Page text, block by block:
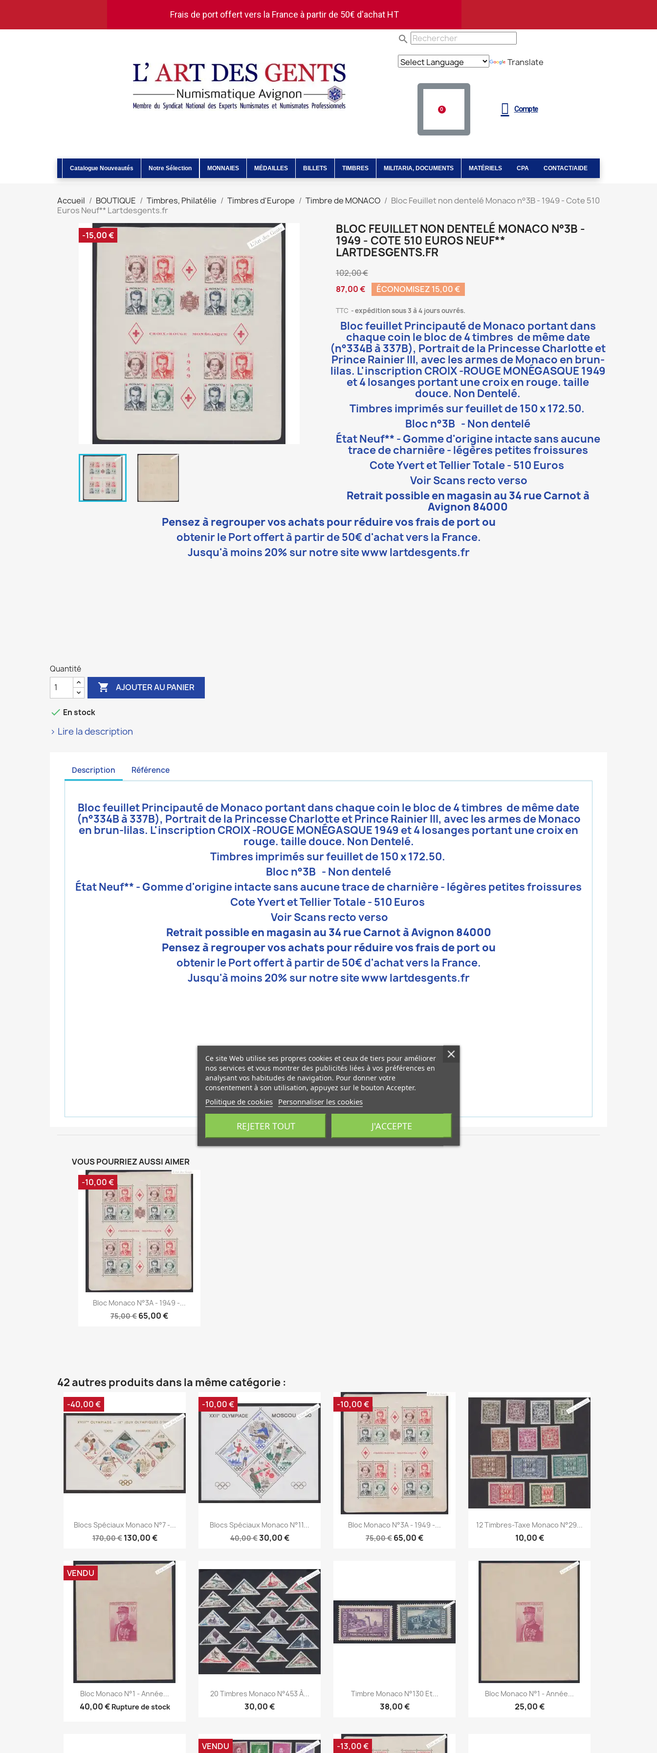
Frais de port offert vers la France à partir de 50€ d'achat HT
search
Translate
Compte
Catalogue Nouveautés Notre Sélection MONNAIES MÉDAILLES BILLETS TIMBRES MILITARIA, DOCUMENTS MATÉRIELS CPA CONTACT/AIDE
Accueil BOUTIQUE Timbres, Philatélie Timbres d'Europe Timbre de MONACO
Bloc Feuillet non dentelé Monaco n°3B - 1949 - Cote 510
Euros Neuf** Lartdesgents.fr
-15,00 €
BLOC FEUILLET NON DENTELÉ MONACO N°3B -
1949 - COTE 510 EUROS NEUF**
LARTDESGENTS.FR
102,00 €
87,00 €
ÉCONOMISEZ 15,00 €
TTC expédition sous 3 à 4 jours ouvrés.
Bloc feuillet Principauté de Monaco portant dans
chaque coin le bloc de 4 timbres de même date
(n°334B à 337B), Portrait de la Princesse Charlotte et
Prince Rainier III, avec les armes de Monaco en brun-
lilas. L'inscription CROIX -ROUGE MONÉGASQUE 1949
et 4 losanges portant une croix en rouge. taille
douce. Non Dentelé.
Timbres imprimés sur feuillet de 150 x 172.50.
Bloc n°3B - Non dentelé
État Neuf** - Gomme d'origine intacte sans aucune
trace de charnière - légères petites froissures
Cote Yvert et Tellier Totale - 510 Euros
Voir Scans recto verso
Retrait possible en magasin au 34 rue Carnot à
Avignon 84000
Pensez à regrouper vos achats pour réduire vos frais de port ou
obtenir le Port offert à partir de 50€ d'achat vers la France.
Jusqu'à moins 20% sur notre site www lartdesgents.fr
Quantité
 AJOUTER AU PANIER
 En stock
> Lire la description
Description Référence
Bloc feuillet Principauté de Monaco portant dans chaque coin le bloc de 4 timbres de même date
(n°334B à 337B), Portrait de la Princesse Charlotte et Prince Rainier III, avec les armes de Monaco
en brun-lilas. L'inscription CROIX -ROUGE MONÉGASQUE 1949 et 4 losanges portant une croix en
rouge. taille douce. Non Dentelé.
Timbres imprimés sur feuillet de 150 x 172.50.
Bloc n°3B - Non dentelé
État Neuf** - Gomme d'origine intacte sans aucune trace de charnière - légères petites froissures
Cote Yvert et Tellier Totale - 510 Euros
Voir Scans recto verso
Retrait possible en magasin au 34 rue Carnot à Avignon 84000
Pensez à regrouper vos achats pour réduire vos frais de port ou
obtenir le Port offert à partir de 50€ d'achat vers la France.
Jusqu'à moins 20% sur notre site www lartdesgents.fr
VOUS POURRIEZ AUSSI AIMER
Bloc Monaco N°3A - 1949 -...
75,00 € 65,00 €
-10,00 €
Aperçu rapide
42 autres produits dans la même catégorie :
Blocs Spéciaux Monaco N°7 -...
170,00 € 130,00 €
-40,00 €
Aperçu rapide
Blocs Spéciaux Monaco N°11...
40,00 €30,00 €
-10,00 €
Aperçu rapide
Bloc Monaco N°3A - 1949 -...
75,00 € 65,00 €
-10,00 €
Aperçu rapide 12 Timbres-Taxe Monaco N°29...
10,00 €
Aperçu rapide
Bloc Monaco N°1 - Année...
40,00 € Rupture de stock
VENDU
Aperçu rapide 20 Timbres Monaco N°453 À...
30,00 €
Aperçu rapide Timbre Monaco N°130 Et...
38,00 €
Aperçu rapide Bloc Monaco N°1 - Année...
25,00 €
Aperçu rapide
VENDU -13,00 €
Ce site Web utilise ses propres cookies et ceux de tiers pour améliorer
nos services et vous montrer des publicités liées à vos préférences en
analysant vos habitudes de navigation. Pour donner votre
consentement à son utilisation, appuyez sur le bouton Accepter.
Politique de cookies Personnaliser les cookies
REJETER TOUT J'ACCEPTE